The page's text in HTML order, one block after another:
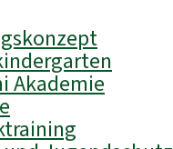
Akademie